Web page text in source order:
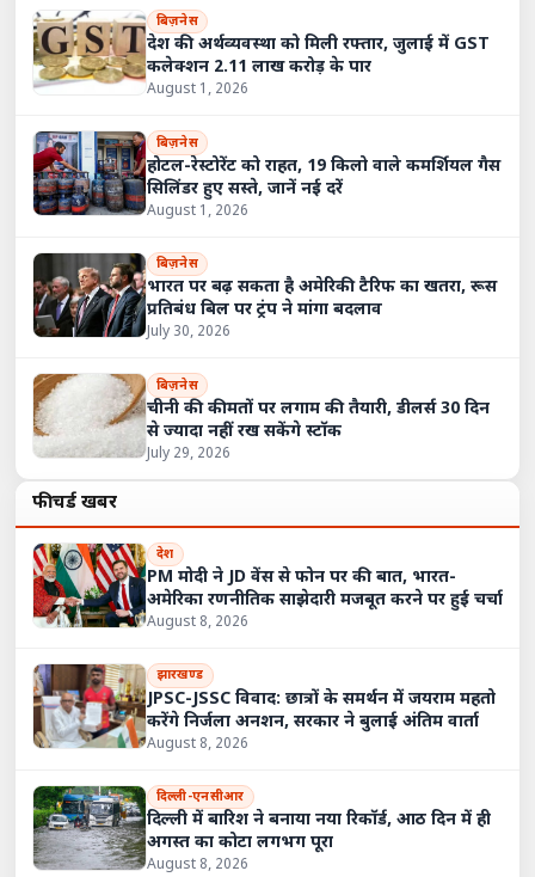
बिज़नेस
देश की अर्थव्यवस्था को मिली रफ्तार, जुलाई में GST
कलेक्शन 2.11 लाख करोड़ के पार
August 1, 2026
बिज़नेस
होटल-रेस्टोरेंट को राहत, 19 किलो वाले कमर्शियल गैस
सिलिंडर हुए सस्ते, जानें नई दरें
August 1, 2026
बिज़नेस
भारत पर बढ़ सकता है अमेरिकी टैरिफ का खतरा, रूस
प्रतिबंध बिल पर ट्रंप ने मांगा बदलाव
July 30, 2026
बिज़नेस
चीनी की कीमतों पर लगाम की तैयारी, डीलर्स 30 दिन
से ज्यादा नहीं रख सकेंगे स्टॉक
July 29, 2026
फीचर्ड खबरें
देश
PM मोदी ने JD वेंस से फोन पर की बात, भारत-
अमेरिका रणनीतिक साझेदारी मजबूत करने पर हुई चर्चा
August 8, 2026
झारखण्ड
JPSC-JSSC विवाद: छात्रों के समर्थन में जयराम महतो
करेंगे निर्जला अनशन, सरकार ने बुलाई अंतिम वार्ता
August 8, 2026
दिल्ली-एनसीआर
दिल्ली में बारिश ने बनाया नया रिकॉर्ड, आठ दिन में ही
अगस्त का कोटा लगभग पूरा
August 8, 2026